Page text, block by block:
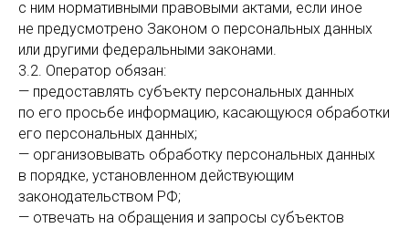
с ним нормативными правовыми актами, если иное
не предусмотрено Законом о персональных данных
или другими федеральными законами.
3.2. Оператор обязан:
— предоставлять субъекту персональных данных
по его просьбе информацию, касающуюся обработки
его персональных данных;
— организовывать обработку персональных данных
в порядке, установленном действующим
законодательством РФ;
— отвечать на обращения и запросы субъектов